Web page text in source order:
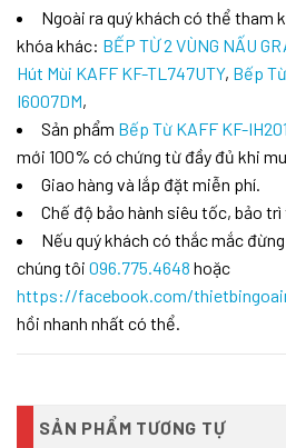
Ngoài ra quý khách có thể tham
khóa khác: BẾP TỪ 2 VÙNG NẤU
Hút Mùi KAFF KF-TL747UTY, Bếp
I6007DM,
Sản phẩm Bếp Từ KAFF KF-
mới 100% có chứng từ đầy đủ khi
Giao hàng và lắp đặt miễn phí.
Chế độ bảo hành siêu tốc, bảo trì
Nếu quý khách có thắc mắc
chúng tôi 096.775.4648 hoặc
https://facebook.com/
hồi nhanh nhất có thể.
SẢN PHẨM TƯƠNG TỰ